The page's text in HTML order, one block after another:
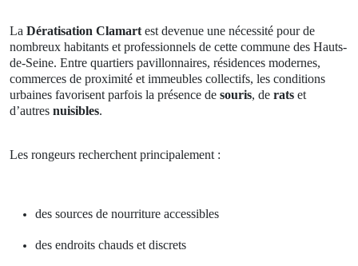
La Dératisation Clamart est devenue une nécessité pour de
nombreux habitants et professionnels de cette commune des Hauts-
de-Seine. Entre quartiers pavillonnaires, résidences modernes,
commerces de proximité et immeubles collectifs, les conditions
urbaines favorisent parfois la présence de souris, de rats et
d’autres nuisibles.
Les rongeurs recherchent principalement :
des sources de nourriture accessibles
des endroits chauds et discrets